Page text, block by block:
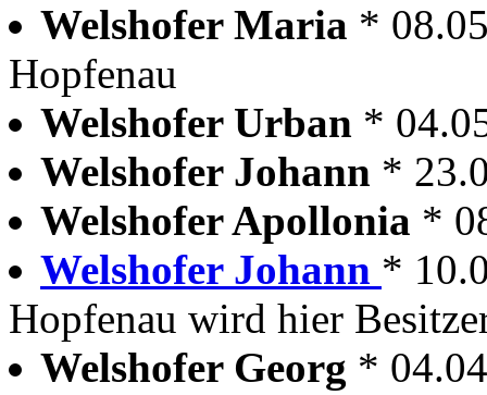
Welshofer Maria *
Hopfenau
Welshofer Urban *
Welshofer Johann *
Welshofer Apollonia *
Welshofer Johann *
Hopfenau wird hier
Welshofer Georg *